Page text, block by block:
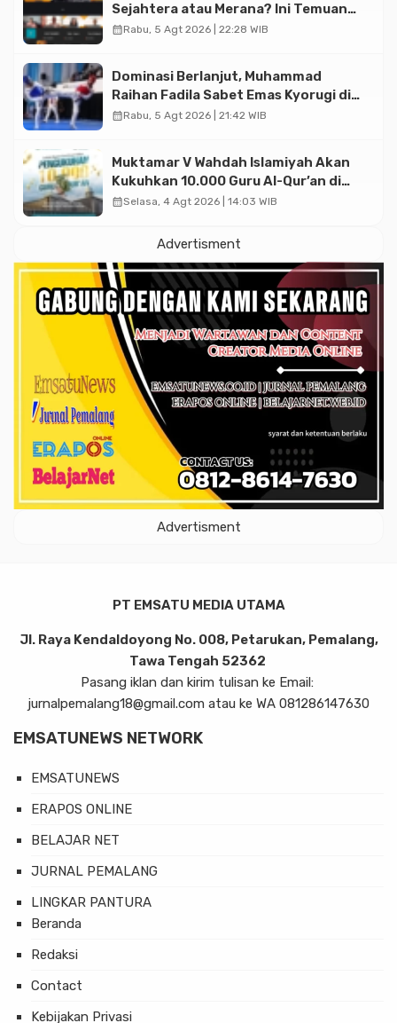
Sejahtera atau Merana? Ini Temuan
Diskusi Paramadina
calendar_monthRabu, 5 Agt 2026 | 22:28 WIB
Dominasi Berlanjut, Muhammad
Raihan Fadila Sabet Emas Kyorugi di
Asian Taekwondo Indonesia Open
calendar_monthRabu, 5 Agt 2026 | 21:42 WIB
Muktamar V Wahdah Islamiyah Akan
Kukuhkan 10.000 Guru Al-Qur’an di
Masjid Istiqlal
calendar_monthSelasa, 4 Agt 2026 | 14:03 WIB
Advertisment
Advertisment
PT EMSATU MEDIA UTAMA
Jl. Raya Kendaldoyong No. 008, Petarukan, Pemalang,
Tawa Tengah 52362
Pasang iklan dan kirim tulisan ke Email:
jurnalpemalang18@gmail.com atau ke WA 081286147630
EMSATUNEWS NETWORK
EMSATUNEWS
ERAPOS ONLINE
BELAJAR NET
JURNAL PEMALANG
LINGKAR PANTURA
Beranda
Redaksi
Contact
Kebijakan Privasi